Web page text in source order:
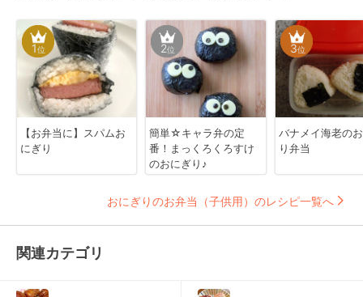
1位
【お弁当に】スパムお
にぎり
2位
簡単☆キャラ弁の定
番！まっくろくろすけ
のおにぎり♪
3位
バナメイ海老の
り弁当
おにぎりのお弁当（子供用）のレシピ一覧へ
関連カテゴリ